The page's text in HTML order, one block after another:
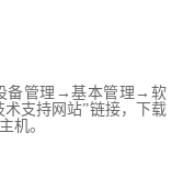
备管理→基本管理→软
支持网站”链接，下载
机。